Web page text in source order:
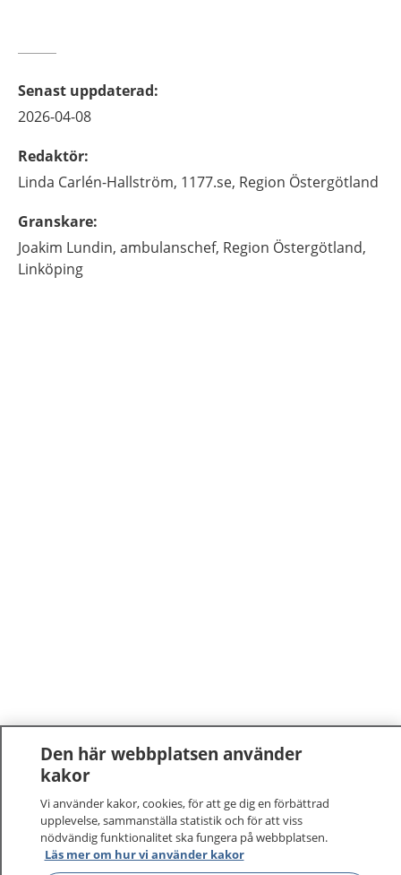
Senast uppdaterad:
2026-04-08
Redaktör:
Linda Carlén-Hallström, 1177.se, Region Östergötland
Granskare:
Joakim Lundin, ambulanschef, Region Östergötland,
Linköping
1177 –tryggt om din hälsa och vård
Den här webbplatsen använder
kakor
Vi använder kakor, cookies, för att ge dig en förbättrad
upplevelse, sammanställa statistik och för att viss
nödvändig funktionalitet ska fungera på webbplatsen.
Läs mer om hur vi använder kakor